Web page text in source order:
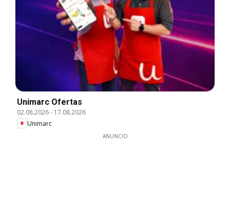
Unimarc Ofertas
02.08.2026- 17.08.2026
Unimarc
ANUNCIO